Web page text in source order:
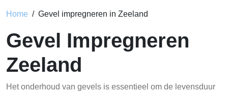
Home Gevel impregneren in Zeeland
Gevel Impregneren
Zeeland
Het onderhoud van gevels is essentieel om de levensduur